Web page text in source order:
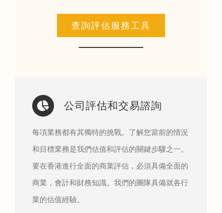
查詢評估服務工具
公司評估和交易諮詢
每項業務都有其獨特的挑戰。了解您當前的情況
和目標業務是我們估值和評估的關鍵步驟之一。
要在香港進行全面的商業評估，必須具備全面的
商業，會計和財務知識。我們的團隊具備就各行
業的估值經驗。